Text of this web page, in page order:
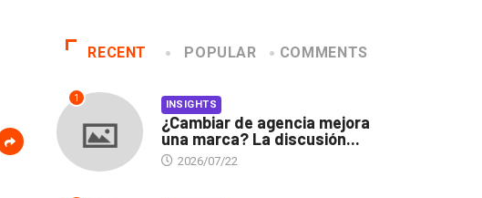
RECENT POPULAR COMMENTS
1 INSIGHTS
¿Cambiar de agencia mejora
una marca? La discusión...
2026/07/22